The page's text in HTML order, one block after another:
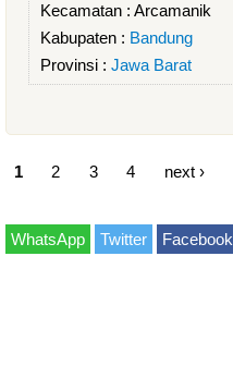
Kecamatan : Arcamanik
Kabupaten : Bandung
Provinsi : Jawa Barat
1 2 3 4 next ›
WhatsApp Twitter Facebook